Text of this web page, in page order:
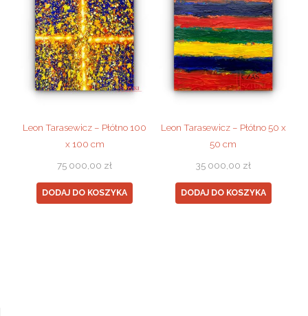
Leon Tarasewicz – Płótno 100
x 100 cm
75 000,00 zł
DODAJ DO KOSZYKA
Leon Tarasewicz – Płótno 50 x
50 cm
35 000,00 zł
DODAJ DO KOSZYKA